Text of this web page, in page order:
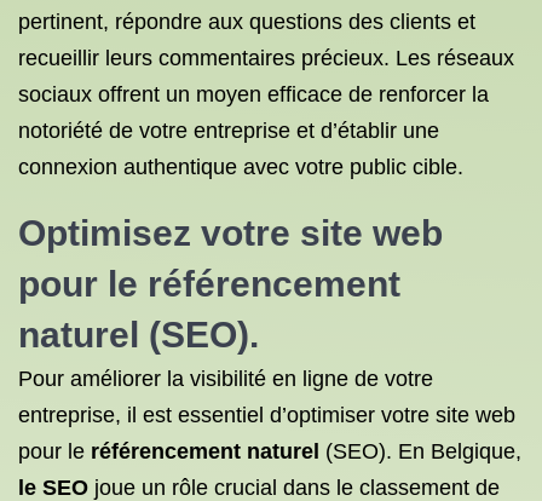
pertinent, répondre aux questions des clients et
recueillir leurs commentaires précieux. Les réseaux
sociaux offrent un moyen efficace de renforcer la
notoriété de votre entreprise et d’établir une
connexion authentique avec votre public cible.
Optimisez votre site web
pour le référencement
naturel (SEO).
Pour améliorer la visibilité en ligne de votre
entreprise, il est essentiel d’optimiser votre site web
pour le référencement naturel (SEO). En Belgique,
le SEO joue un rôle crucial dans le classement de